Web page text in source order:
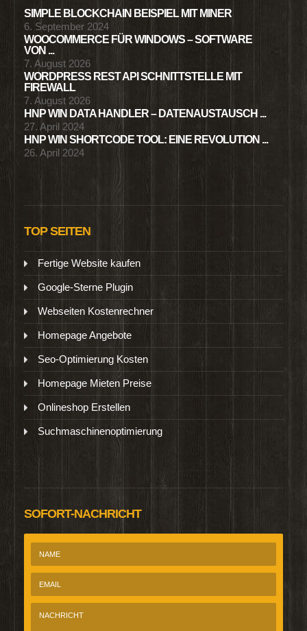
SIMPLE BLOCKCHAIN BEISPIEL MIT MINER
6. September 2024
WOOCOMMERCE FÜR WINDOWS – SOFTWARE
VON ...
7. August 2026
WORDPRESS REST API SCHNITTSTELLE MIT
FIREWALL
7. August 2026
HNP WIN DATA HANDLER – DATENAUSTAUSCH ...
27. April 2024
HNP WIN SHORTCODE TOOL: EINE REVOLUTION ...
26. April 2024
TOP SEITEN
Fertige Website kaufen
Google-Sterne Plugin
Webseiten Kostenrechner
Homepage Angebote
Seo-Optimierung Kosten
Homepage Mieten Preise
Onlineshop Erstellen
Suchmaschinenoptimierung
SOFORT-NACHRICHT